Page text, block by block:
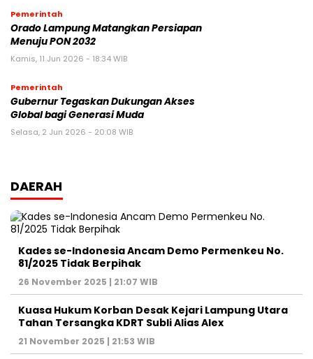
Pemerintah
Orado Lampung Matangkan Persiapan
Menuju PON 2032
Kamis, 11 Jun 2026 - 18:34 WIB
Pemerintah
Gubernur Tegaskan Dukungan Akses
Global bagi Generasi Muda
Selasa, 2 Jun 2026 - 20:08 WIB
DAERAH
Kades se-Indonesia Ancam Demo Permenkeu No.
81/2025 Tidak Berpihak
26 November 2025 | 21:07 WIB
Kuasa Hukum Korban Desak Kejari Lampung Utara
Tahan Tersangka KDRT Subli Alias Alex
21 November 2025 | 21:53 WIB